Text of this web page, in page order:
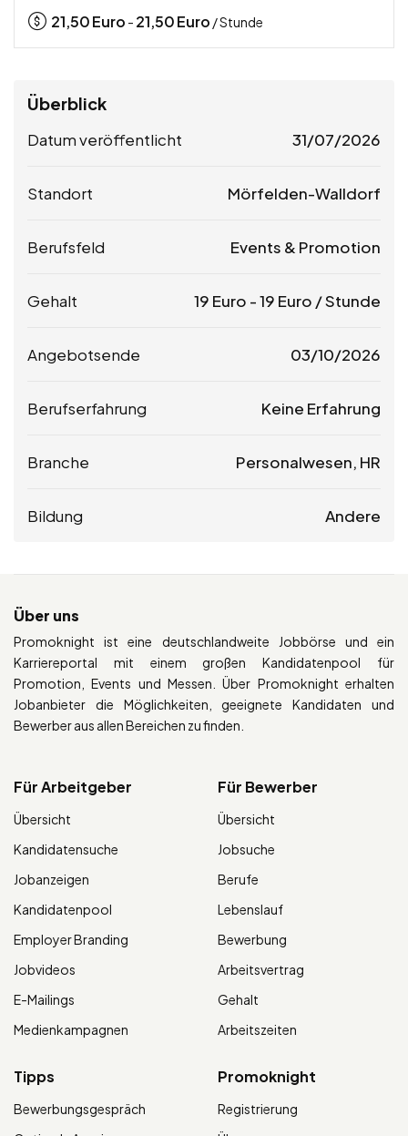
21,50Euro - 21,50Euro / Stunde
Überblick
Datum veröffentlicht 31/07/2026
Standort Mörfelden-Walldorf
Berufsfeld Events & Promotion
Gehalt 19 Euro -19 Euro / Stunde
Angebotsende 03/10/2026
Berufserfahrung Keine Erfahrung
Branche Personalwesen, HR
Bildung Andere
Über uns
Promoknight ist eine deutschlandweite Jobbörse und ein
Karriereportal mit einem großen Kandidatenpool für
Promotion, Events und Messen. Über Promoknight erhalten
Jobanbieter die Möglichkeiten, geeignete Kandidaten und
Bewerber aus allen Bereichen zu finden.
Für Arbeitgeber
Übersicht
Kandidatensuche
Jobanzeigen
Kandidatenpool
Employer Branding
Jobvideos
E-Mailings
Medienkampagnen
Für Bewerber
Übersicht
Jobsuche
Berufe
Lebenslauf
Bewerbung
Arbeitsvertrag
Gehalt
Arbeitszeiten
Tipps
Bewerbungsgespräch
Promoknight
Registrierung